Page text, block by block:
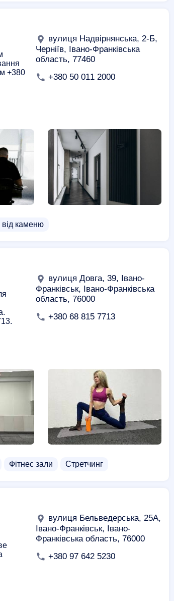
+380
вулиця Надвірнянська, 2-Б,
Черніїв, Івано-Франківська
область, 77460
+380 50 011 2000
від каменю
вулиця Довга, 39, Івано-
Франківськ, Івано-Франківська
область, 76000
+380 68 815 7713
Фітнес зали Стретчинг
вулиця Бельведерська, 25A,
Івано-Франківськ, Івано-
Франківська область, 76000
+380 97 642 5230